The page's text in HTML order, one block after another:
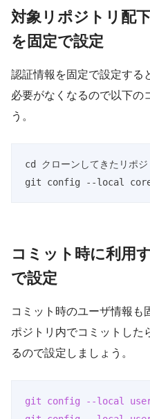
対象リポジトリ配
を固定で設定
認証情報を固定で設定する
必要がなくなるので以下の
う。
cd クローンしてきたリポジ
git config --local
コミット時に利用
で設定
コミット時のユーザ情報も
ポジトリ内でコミットした
るので設定しましょう。
git config --local